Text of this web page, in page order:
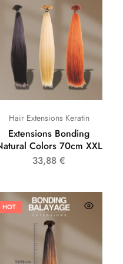
Hair Extensions Keratin
Extensions Bonding
Colors 70cm XXL
33,88€
HOT